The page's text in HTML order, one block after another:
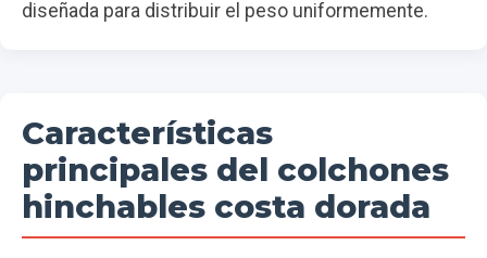
diseñada para distribuir el peso uniformemente.
Características
principales del colchones
hinchables costa dorada